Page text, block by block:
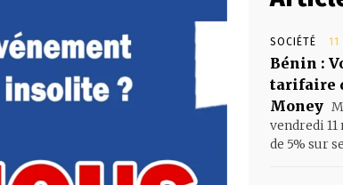
SOCIÉTÉ 11
Bénin :
tarifaire
Money
vendredi
de 5% sur